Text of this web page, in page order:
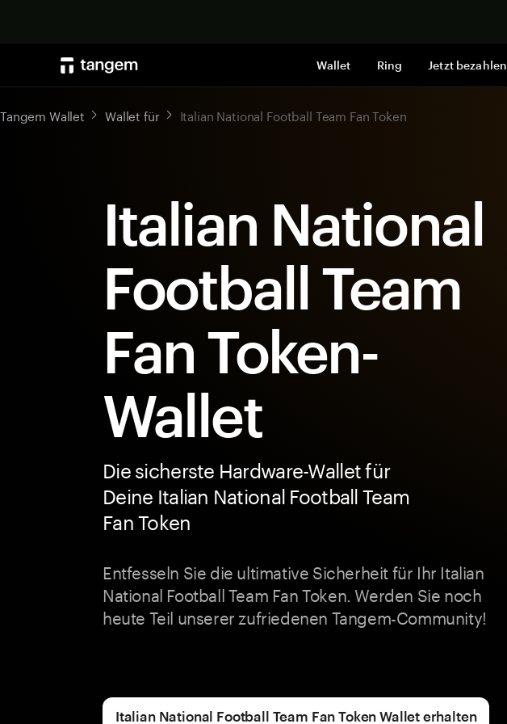
Wallet Ring Jetzt bezahlen
Tangem Wallet Wallet für Italian National Football Team Fan Token
Italian National
Football Team
Fan Token-
Wallet
Die sicherste Hardware-Wallet für
Deine Italian National Football Team
Fan Token
Entfesseln Sie die ultimative Sicherheit für Ihr Italian
National Football Team Fan Token. Werden Sie noch
heute Teil unserer zufriedenen Tangem-Community!
Italian National Football Team Fan Token Wallet erhalten